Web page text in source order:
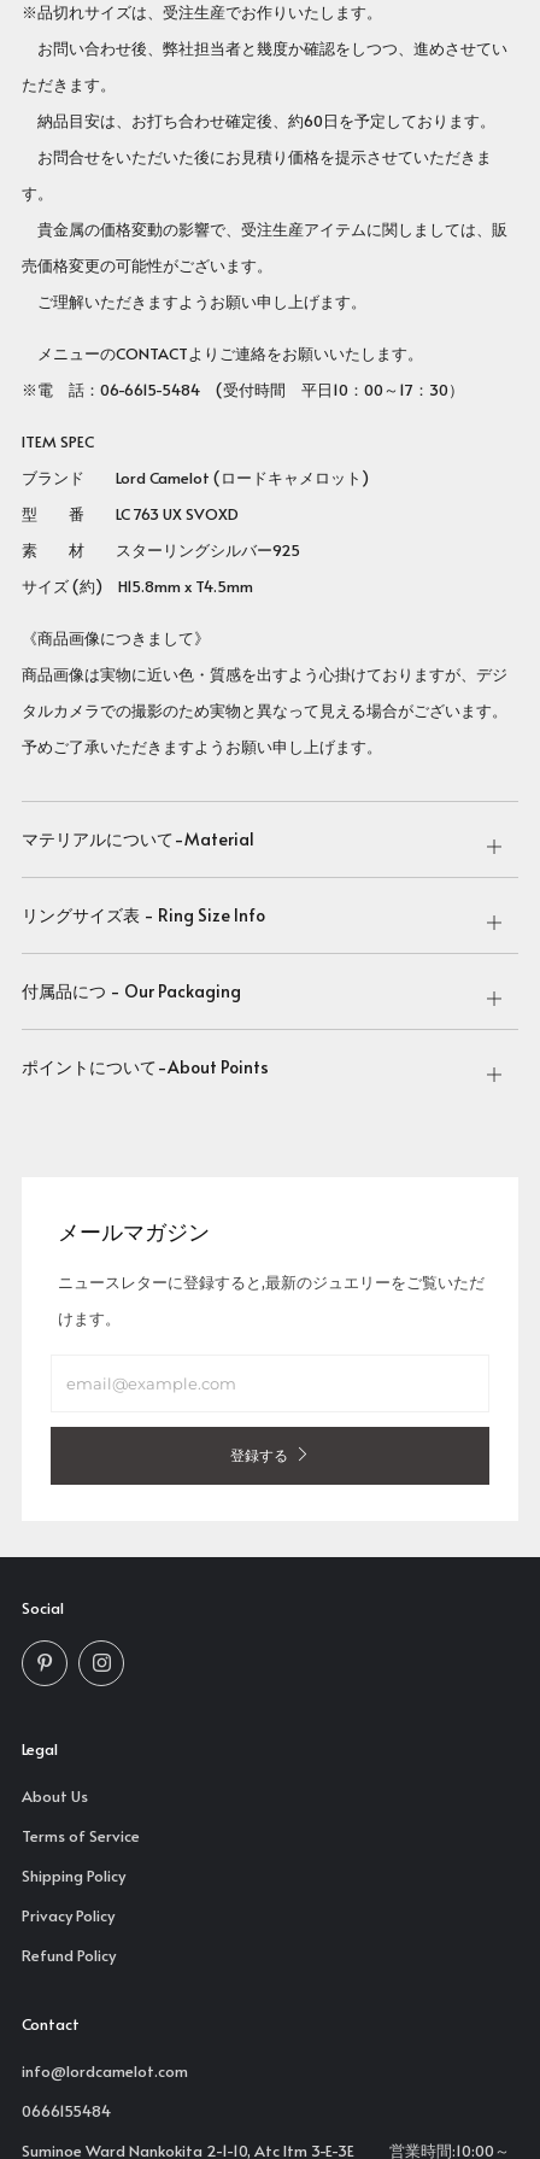
※品切れサイズは、受注生産でお作りいたします。
お問い合わせ後、弊社担当者と幾度か確認をしつつ、進めさせてい
ただきます。
納品目安は、お打ち合わせ確定後、約60日を予定しております。
お問合せをいただいた後にお見積り価格を提示させていただきま
す。
貴金属の価格変動の影響で、受注生産アイテムに関しましては、販
売価格変更の可能性がございます。
ご理解いただきますようお願い申し上げます。
メニューのCONTACTよりご連絡をお願いいたします。
※電 話：06-6615-5484 (受付時間 平日10：00～17：30）
ITEM SPEC
ブランド Lord Camelot (ロードキャメロット)
型 番 LC 763 UX SVOXD
素 材 スターリングシルバー925
サイズ (約) H15.8mm x T4.5mm
《商品画像につきまして》
商品画像は実物に近い色・質感を出すよう心掛けておりますが、デジ
タルカメラでの撮影のため実物と異なって見える場合がございます。
予めご了承いただきますようお願い申し上げます。
マテリアルについて-Material
Open
tab
リングサイズ表 - Ring Size Info
Open
tab
付属品につ - Our Packaging
Open
tab
ポイントについて-About Points
Open
メールマガジン
ニュースレターに登録すると,最新のジュエリーをご覧いただ
けます。
登録する
Social
PinterestInstagram
Legal
About Us
Terms of Service
Shipping Policy
Privacy Policy
Refund Policy
Contact
info@lordcamelot.com
0666155484
Suminoe Ward Nankokita 2-1-10, Atc Itm 3-E-3E 営業時間:10:00～